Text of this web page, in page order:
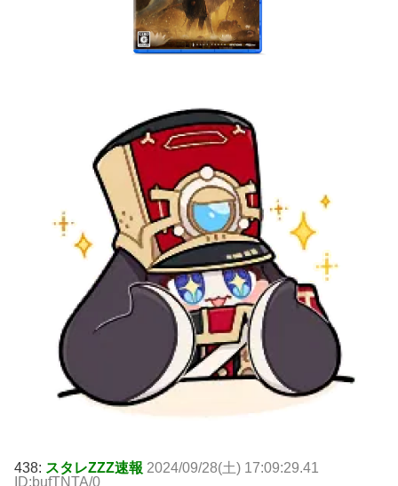
438: スタレZZZ速報 2024/09/28(土) 17:09:29.41
ID:bufTNTA/0